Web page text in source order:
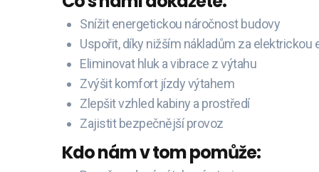
Snížit energetickou náročnost budovy
Uspořit, díky nižším nákladům za elektrickou
Eliminovat hluk a vibrace z výtahu
Zvýšit komfort jízdy výtahem
Zlepšit vzhled kabiny a prostředí
Zajistit bezpečnější provoz
Kdo nám v tom pomůže: